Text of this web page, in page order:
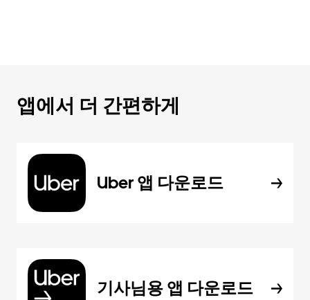
앱에서 더 간편하게
Uber 앱 다운로드
기사님용 앱 다운로드